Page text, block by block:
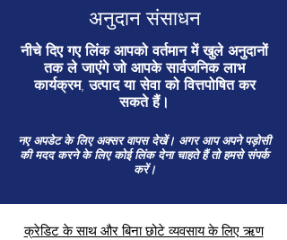
अनुदान संसाधन
नीचे दिए गए लिंक आपको वर्तमान में खुले अनुदानों
तक ले जाएंगे जो आपके सार्वजनिक लाभ
कार्यक्रम, उत्पाद या सेवा को वित्तपोषित कर
सकते हैं।
नए अपडेट के लिए अक्सर वापस देखें। अगर आप अपने पड़ोसी
की मदद करने के लिए कोई लिंक देना चाहते हैं तो हमसे संपर्क
करें।
क्रेडिट के साथ और बिना छोटे व्यवसाय के लिए ऋण